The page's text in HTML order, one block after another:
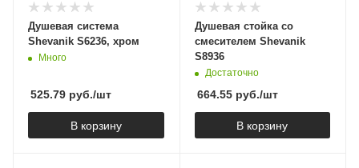
Душевая система
Shevanik S6236, хром
Много
525.79 руб./шт
В корзину
Душевая стойка со
смесителем Shevanik
S8936
Достаточно
664.55руб./шт
В корзину